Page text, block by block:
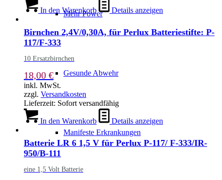
Mehr Power
Gesunde Abwehr
Manifeste Erkrankungen
In den Warenkorb Details anzeigen
Birnchen 2,4V/0,30A, für Perlux Batteriestifte: P-
117/F-333
10 Ersatzbirnchen
18,00 €
inkl. MwSt.
zzgl. Versandkosten
Lieferzeit: Sofort versandfähig
In den Warenkorb Details anzeigen
Batterie LR 6 1,5 V für Perlux P-117/ F-333/IR-
950/B-111
eine 1,5 Volt Batterie